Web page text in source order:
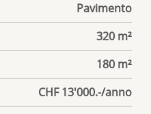
Pavimento
320 m²
180 m²
CHF 13'000.-/anno